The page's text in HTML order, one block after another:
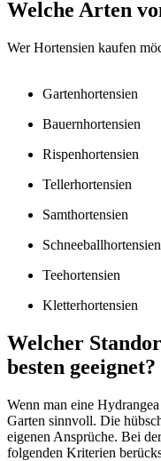
Welche Arten
Wer Hortensien kaufen
Gartenhortensien
Bauernhortensien
Rispenhortensien
Tellerhortensien
Samthortensien
Schneeballhortensien
Teehortensien
Kletterhortensien
Welcher
besten geeignet?
Wenn man eine
Garten sinnvoll. Die
eigenen Ansprüche. Bei
folgenden Kriterien